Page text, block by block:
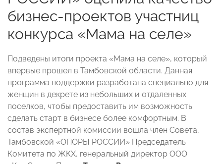
бизнес-проектов участниц
конкурса «Мама на селе»
Подведены итоги проекта «Мама на селе», который
впервые прошел в Тамбовской области. Данная
программа поддержки разработана специально для
женщин в декрете из небольших и отдаленных
поселков, чтобы предоставить им возможность
сделать старт в бизнесе более комфортным. В
состав экспертной комиссии вошла член Совета,
Тамбовской «ОПОРЫ РОССИИ» Председатель
Комитета по ЖКХ, генеральный директор ООО